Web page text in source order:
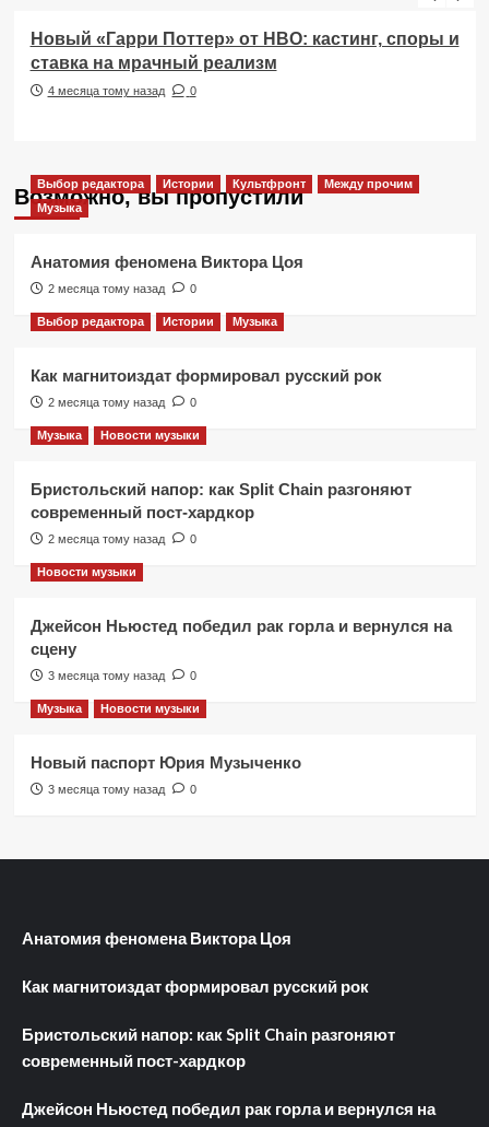
Новый «Гарри Поттер» от HBO: кастинг, споры и
ставка на мрачный реализм
4 месяца тому назад 0
Возможно, вы пропустили
Выбор редактора Истории Культфронт
Между прочим
Музыка
Анатомия феномена Виктора Цоя
2 месяца тому назад 0
Выбор редактора Истории Музыка
Как магнитоиздат формировал русский рок
2 месяца тому назад 0
Музыка Новости музыки
Бристольский напор: как Split Chain разгоняют
современный пост-хардкор
2 месяца тому назад 0
Новости музыки
Джейсон Ньюстед победил рак горла и вернулся на
сцену
3 месяца тому назад 0
Музыка Новости музыки
Новый паспорт Юрия Музыченко
3 месяца тому назад 0
Анатомия феномена Виктора Цоя
Как магнитоиздат формировал русский рок
Бристольский напор: как Split Chain разгоняют
современный пост-хардкор
Джейсон Ньюстед победил рак горла и вернулся на